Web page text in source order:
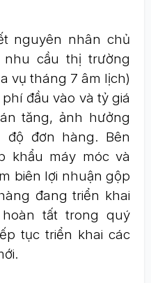
nguyên nhân chủ
cầu thị trường
vụ tháng 7 âm lịch)
đầu vào và tỷ giá
tăng, ảnh hưởng
đơn hàng. Bên
khẩu máy móc và
biên lợi nhuận gộp
đang triển khai
tất trong quý
tục triển khai các